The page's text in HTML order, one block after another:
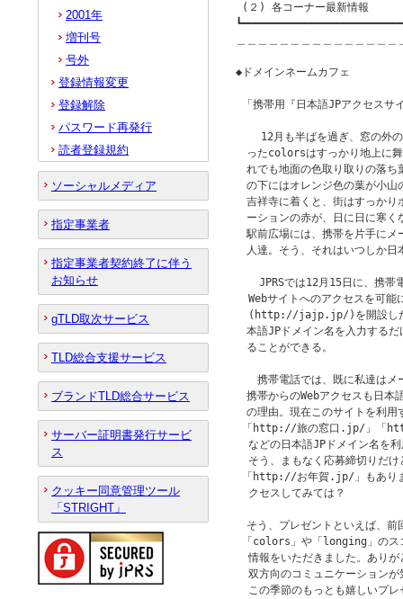
(２) 各コーナー最新情報
◆ドメインネームカフェ　　　
「携帯用『日本語JPアク
12月も半ばを過ぎ、窓の外
ったcolorsはすっかり地上に舞
れでも地面の色取り取りの落ち
の下にはオレンジ色の葉が小山
吉祥寺に着くと、街はすっかり
ーションの赤が、日に日に寒く
駅前広場には、携帯を片手にメ
人達。そう、それはいつしか日
JPRSでは12月15日に、携帯電
Webサイトへのアクセスを可能
(http://jajp.jp/)を開設し
本語JPドメイン名を入力するだ
ることができる。
携帯電話では、既に私達はメ
携帯からのWebアクセスも日本
の理由。現在このサイトを利
「http://旅の窓口.jp/」「
などの日本語JPドメイン名を
そう、まもなく応募締切りだ
「http://お年賀.jp/」もありま
  クセスしてみては？
そう、プレゼントといえば、前
「colors」や「longing」のス
情報をいただきました。あり
双方向のコミュニケーション
この季節のもっとも嬉しいプ
2001年
増刊号
号外
登録情報変更
登録解除
パスワード再発行
読者登録規約
ソーシャルメディア
指定事業者
指定事業者契約終了に伴う
お知らせ
gTLD取次サービス
TLD総合支援サービス
ブランドTLD総合サービス
サーバー証明書発行サービ
ス
クッキー同意管理ツール
「STRIGHT」